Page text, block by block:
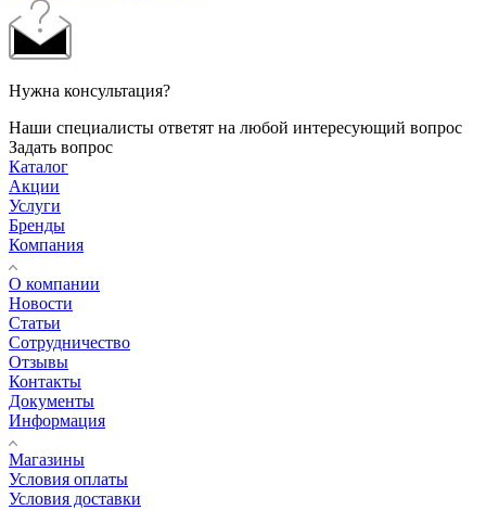
Нужна консультация?
Наши специалисты ответят на любой интересующий вопрос
Задать вопрос
Каталог
Акции
Услуги
Бренды
Компания
О компании
Новости
Статьи
Сотрудничество
Отзывы
Контакты
Документы
Информация
Магазины
Условия оплаты
Условия доставки